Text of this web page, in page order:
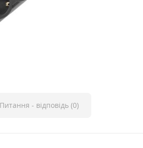
Питання - відповідь (0)